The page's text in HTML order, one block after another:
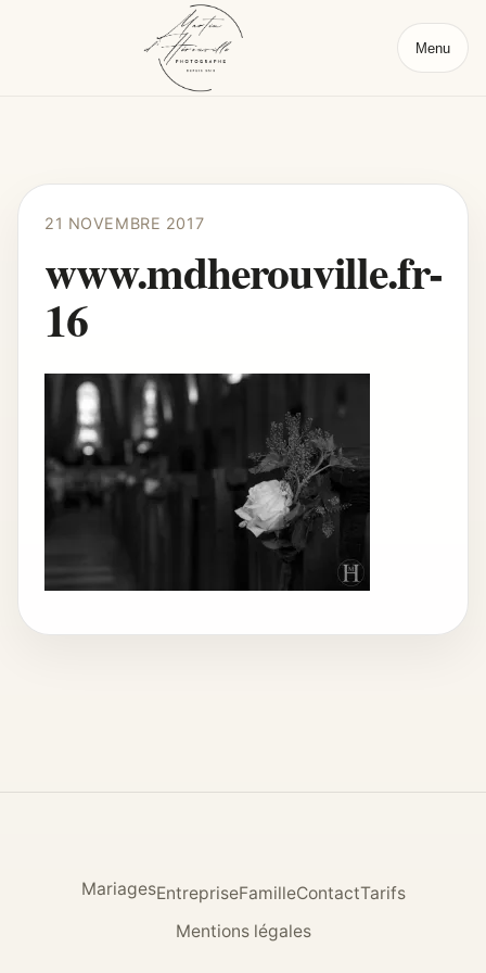
Menu
21 NOVEMBRE 2017
www.mdherouville.fr-
16
MariagesEntrepriseFamilleContactTarifs
Mentions légales